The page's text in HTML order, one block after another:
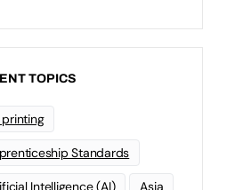
TOPICS
Standards